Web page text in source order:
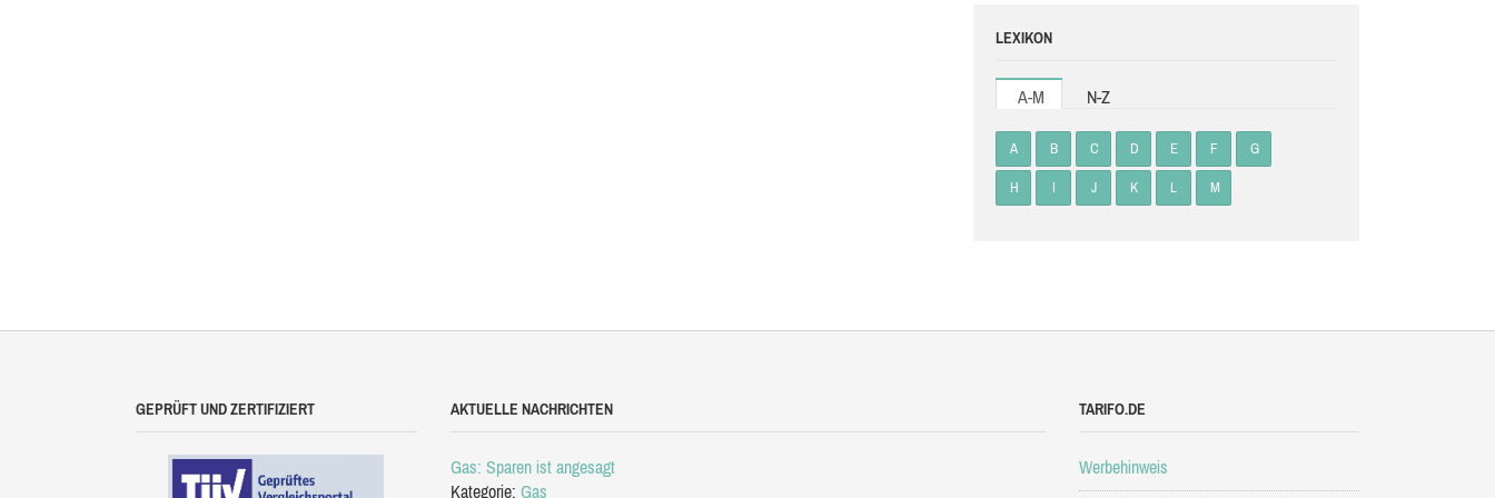
LEXIKON
A-M N-Z
A B C D E F G
H I J K L M
GEPRÜFT UND ZERTIFIZIERT AKTUELLE NACHRICHTEN
Gas: Sparen ist angesagt
Kategorie: Gas
TARIFO.DE
Werbehinweis